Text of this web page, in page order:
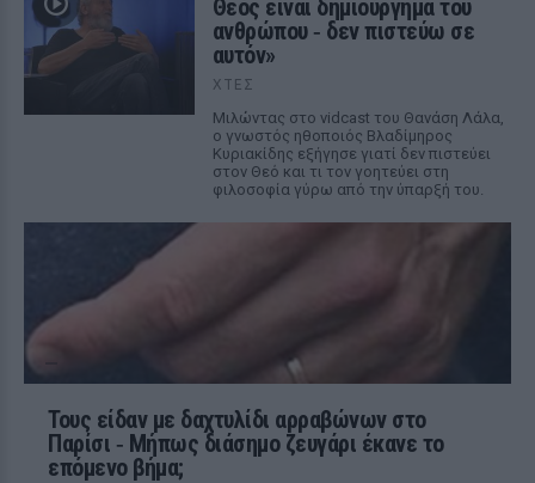
Θεός είναι δημιούργημα του
ανθρώπου ‑ δεν πιστεύω σε
αυτόν»
ΧΤΕΣ
Μιλώντας στο vidcast του Θανάση Λάλα,
ο γνωστός ηθοποιός Βλαδίμηρος
Κυριακίδης εξήγησε γιατί δεν πιστεύει
στον Θεό και τι τον γοητεύει στη
φιλοσοφία γύρω από την ύπαρξή του.
Τους είδαν με δαχτυλίδι αρραβώνων στο
Παρίσι ‑ Μήπως διάσημο ζευγάρι έκανε το
επόμενο βήμα;